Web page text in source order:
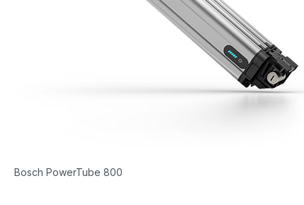
Bosch PowerTube 800